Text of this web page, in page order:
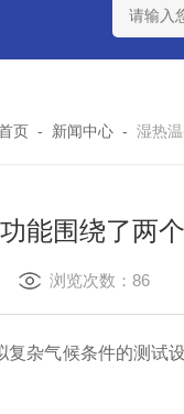
SH-160广皓天新国标
页 - 新闻中心 - 湿热
能围绕了两
浏览次数：86
气候条件的测试